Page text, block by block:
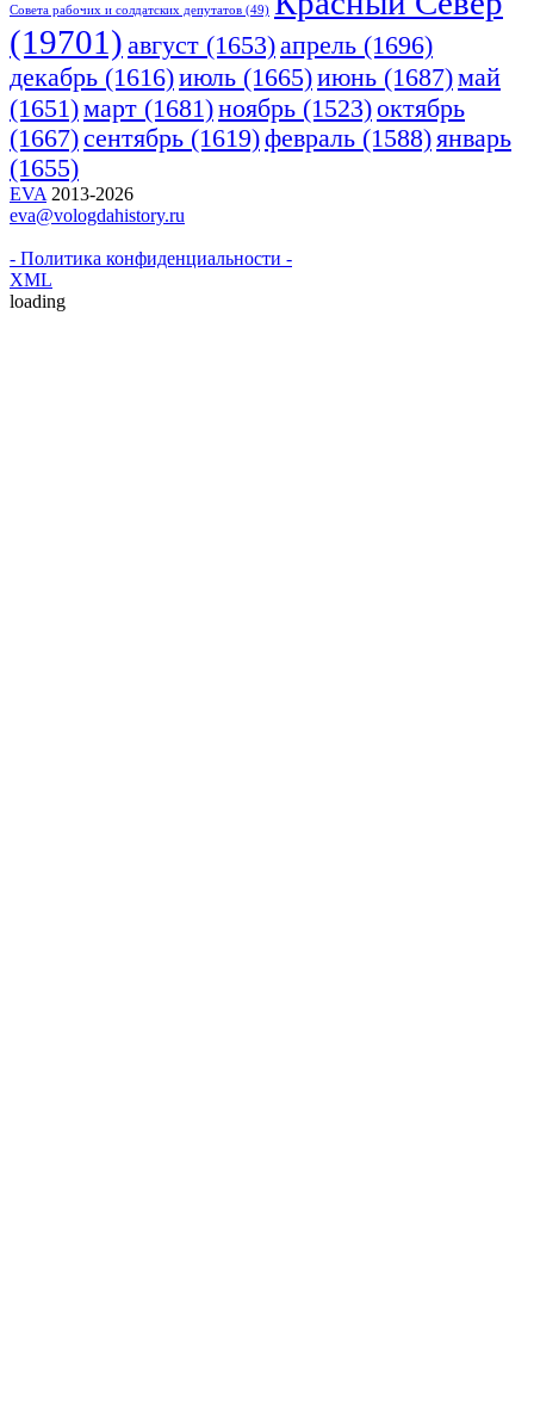
Совета рабочих и солдатских депутатов (49)
(19701) август (1653)апрель (1696)
декабрь (1616)июль (1665)июнь (1687)май
(1651)март (1681)ноябрь (1523)октябрь
(1667)сентябрь (1619)февраль (1588)январь
(1655)
EVA 2013-2026
eva@vologdahistory.ru
- Политика конфиденциальности -
XML
loading